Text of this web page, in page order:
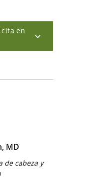
en
MD
de cabeza y